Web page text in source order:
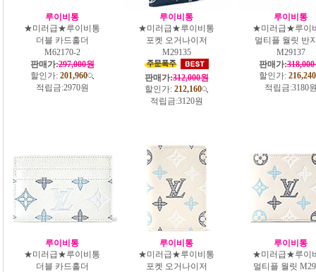
루이비통
★미러급★루이비통
더블 카드홀더
M62170-2
판매가:297,000원
할인가: 201,960
적립금:2970원
루이비통
★미러급★루이비통
포켓 오거나이저
M29135
판매가:312,000원
할인가: 212,160
적립금:3120원
루이비통
★미러급★루이
멀티플 월릿 반
M29137
판매가:
할인가: 216,240
적립금:3180
루이비통
★미러급★루이비통
더블 카드홀더
루이비통
★미러급★루이비통
포켓 오거나이저
루이비통
★미러급★루이
멀티플 월릿